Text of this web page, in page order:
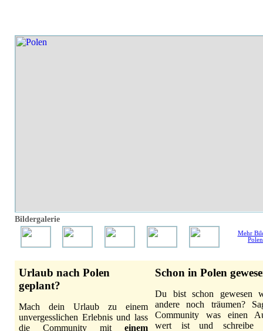
Bildergalerie
Mehr
Urlaub nach Polen
geplant?
Mach dein Urlaub zu einem
unvergesslichen Erlebnis und lass
die Community mit einem
Schon in Polen
Du bist schon gewesen
andere noch träumen?
Community was einen
wert ist und schreibe